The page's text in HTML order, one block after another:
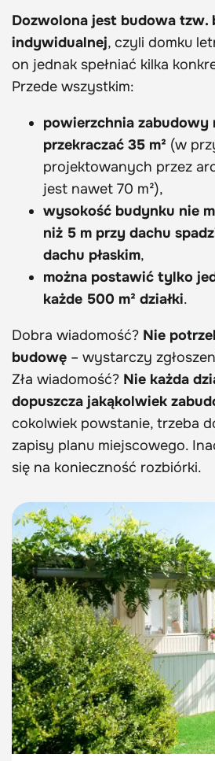
Dozwolona jest budowa tzw.
indywidualnej, czyli domku
on jednak spełniać kilka
Przede wszystkim:
powierzchnia zabudowy
przekraczać 35 m² (w
projektowanych przez
jest nawet 70 m²),
wysokość budynku nie
niż 5 m przy dachu
dachu płaskim,
można postawić tylko
każde 500 m² działki.
Dobra wiadomość? Nie
budowę – wystarczy
Zła wiadomość? Nie każda
dopuszcza jakąkolwiek
cokolwiek powstanie, trzeba
zapisy planu miejscowego.
się na konieczność rozbiórki.